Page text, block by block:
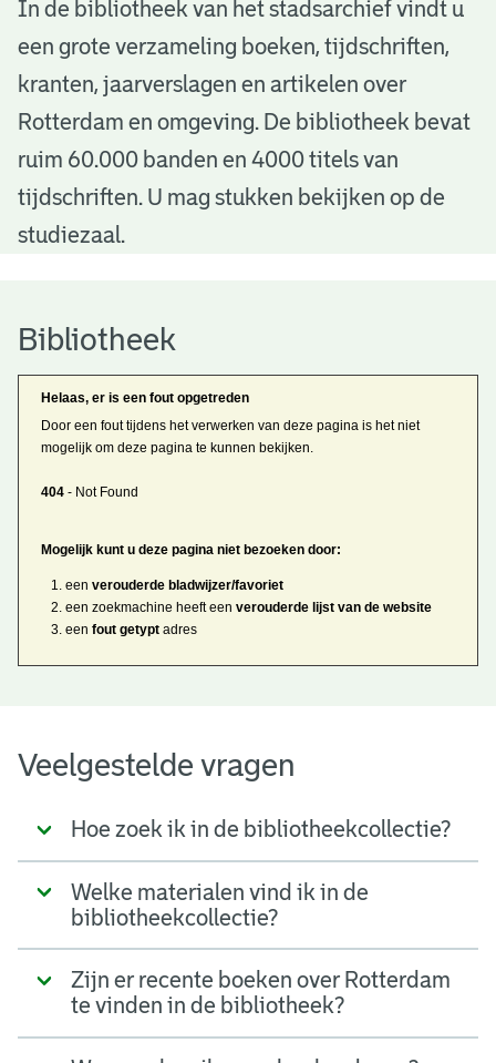
B
b
o
h
e
In de bibliotheek van het stadsarchief vindt u
een grote verzameling boeken, tijdschriften,
kranten, jaarverslagen en artikelen over
Rotterdam en omgeving. De bibliotheek bevat
ruim 60.000 banden en 4000 titels van
tijdschriften. U mag stukken bekijken op de
studiezaal.
Bibliotheek
Helaas, er is een fout opgetreden
Door een fout tijdens het verwerken van deze pagina is het niet
mogelijk om deze pagina te kunnen bekijken.
404 - Not Found
Mogelijk kunt u deze pagina niet bezoeken door:
eenverouderde bladwijzer/favoriet
een zoekmachine heeft eenverouderde lijst van de website
eenfout getypt adres
Veelgestelde vragen
Hoe zoek ik in de bibliotheekcollectie?
Welke materialen vind ik in de
bibliotheekcollectie?
Zijn er recente boeken over Rotterdam
te vinden in de bibliotheek?